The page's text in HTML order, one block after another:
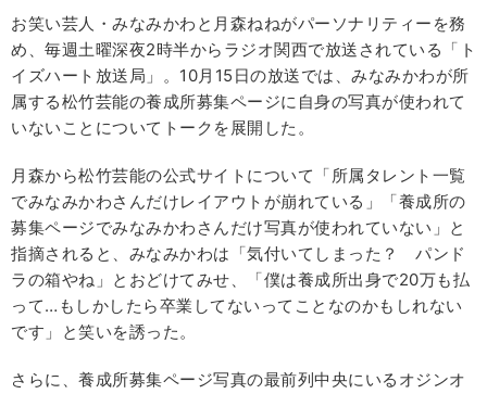
お笑い芸人・みなみかわと月森ねねがパーソナリティーを務
め、毎週土曜深夜2時半からラジオ関西で放送されている「ト
イズハート放送局」。10月15日の放送では、みなみかわが所
属する松竹芸能の養成所募集ページに自身の写真が使われて
いないことについてトークを展開した。
月森から松竹芸能の公式サイトについて「所属タレント一覧
でみなみかわさんだけレイアウトが崩れている」「養成所の
募集ページでみなみかわさんだけ写真が使われていない」と
指摘されると、みなみかわは「気付いてしまった？ パンド
ラの箱やね」とおどけてみせ、「僕は養成所出身で20万も払
って…もしかしたら卒業してないってことなのかもしれない
です」と笑いを誘った。
さらに、養成所募集ページ写真の最前列中央にいるオジンオ